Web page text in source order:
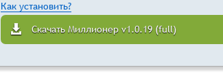
Как установить?
Скачать Миллионер v1.0.19 (full)